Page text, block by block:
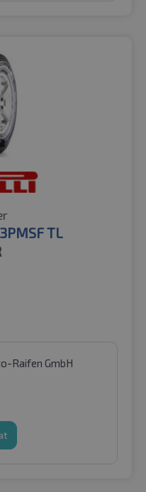
TL
Raifen GmbH